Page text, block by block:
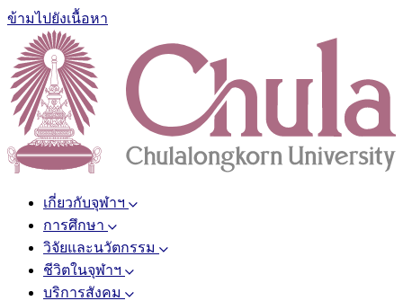
ข้ามไปยังเนื้อหา
เกี่ยวกับจุฬาฯ
การศึกษา
วิจัยและนวัตกรรม
ชีวิตในจุฬาฯ
บริการสังคม